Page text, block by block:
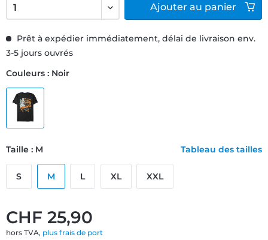
CHF 25,90
hors TVA, plus frais de port
Prêt à expédier immédiatement, délai de livraison env.
3-5 jours ouvrés
Couleurs : Noir
Taille : M Tableau des tailles
S M L XL XXL
Ajouter au panier